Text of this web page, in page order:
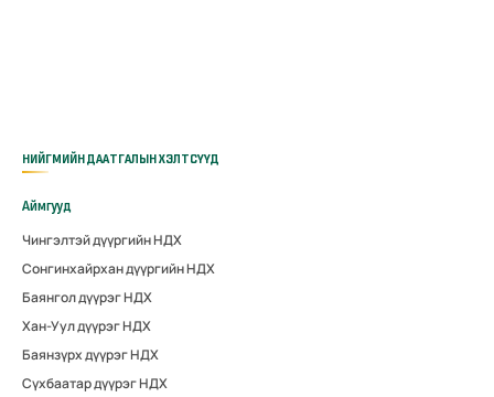
НИЙГМИЙН ДААТГАЛЫН ХЭЛТСҮҮД
Аймгууд
Чингэлтэй дүүргийн НДХ
Сонгинхайрхан дүүргийн НДХ
Баянгол дүүрэг НДХ
Хан-Уул дүүрэг НДХ
Баянзүрх дүүрэг НДХ
Сүхбаатар дүүрэг НДХ